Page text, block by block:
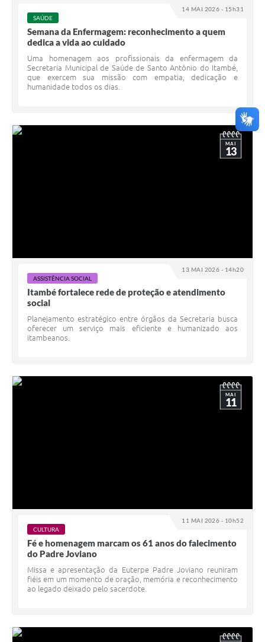
14 MAI 2026 - 15h31
SAÚDE
Semana da Enfermagem: reconhecimento a quem
dedica a vida ao cuidado
Uma homenagem aos profissionais da enfermagem da
Secretaria Municipal de Saúde de Santo Antônio do Itambé,
que exercem sua missão com empatia, dedicação e
humanidade todos os dias.
13 MAI 2026 - 14h20
MAI
13
ASSISTÊNCIA SOCIAL
Itambé fortalece rede de proteção e atendimento
social
Planejamento estratégico entre órgãos da Secretaria busca
oferecer um serviço mais eficiente e humanizado aos
itambeanos.
11 MAI 2026 - 10h52
MAI
11
CULTURA
Fé e homenagem marcam os 61 anos do falecimento
do Padre Joviano
Missa e apresentação da Euterpe Padre Joviano reuniram
fiéis em um momento de oração, memória e reconhecimento
ao legado deixado pelo sacerdote.